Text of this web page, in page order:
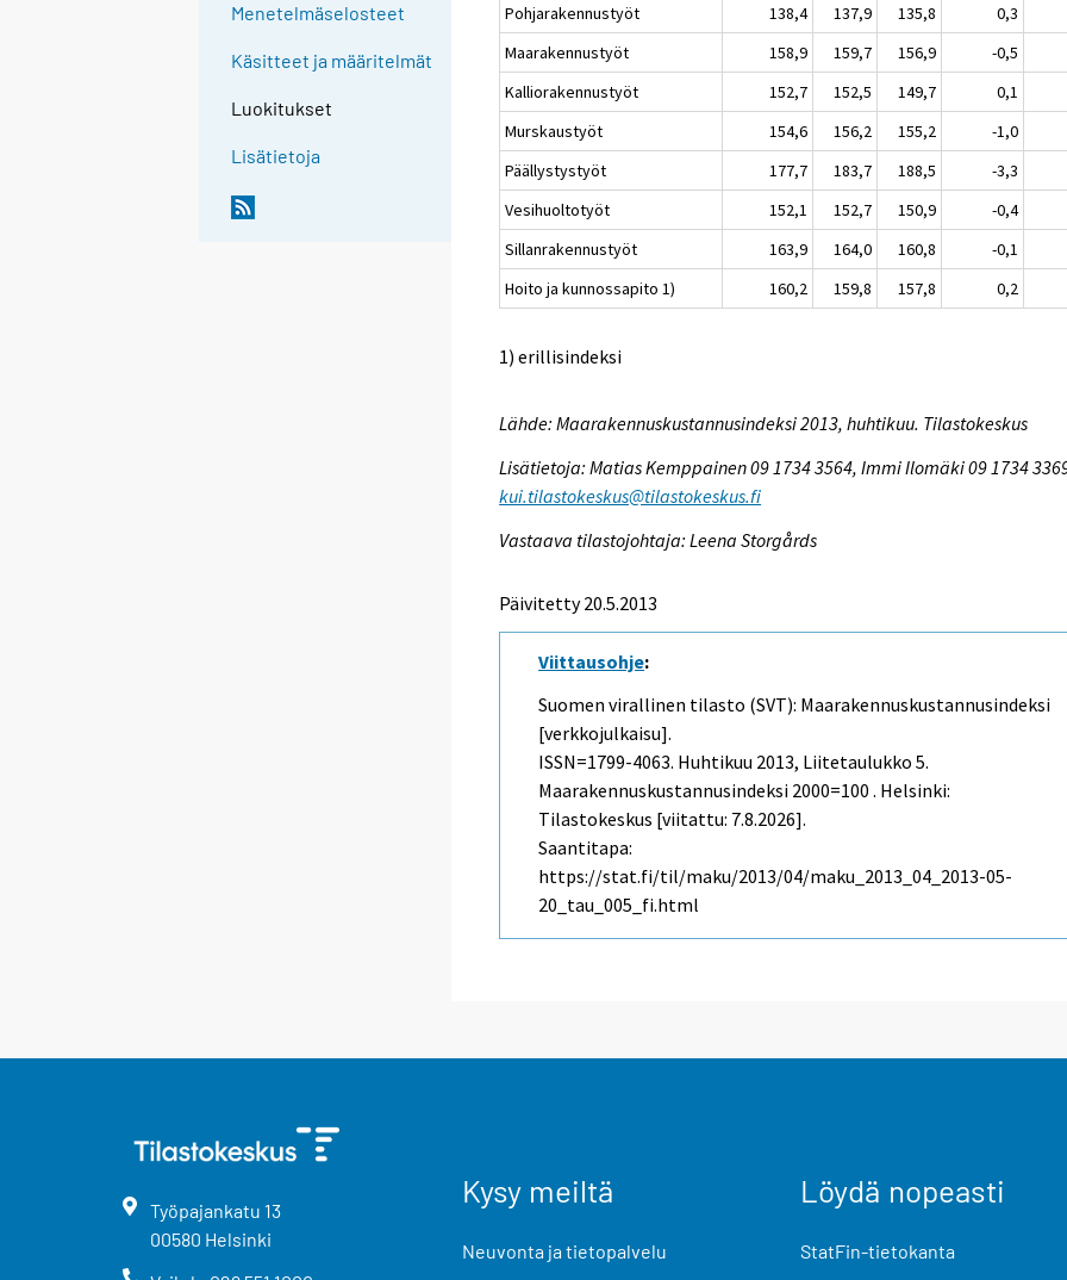
Menetelmäselosteet
Käsitteet ja määritelmät
Luokitukset
Lisätietoja
Pohjarakennustyöt
138,4 137,9 135,8 0,3
Maarakennustyöt
158,9 159,7 156,9 -0,5
Kalliorakennustyöt
152,7 152,5 149,7 0,1
Murskaustyöt
154,6 156,2 155,2 -1,0
Päällystystyöt
177,7 183,7 188,5 -3,3
Vesihuoltotyöt
152,1 152,7 150,9 -0,4
Sillanrakennustyöt
163,9 164,0 160,8 -0,1
Hoito ja kunnossapito 1)
160,2 159,8 157,8 0,2
1) erillisindeksi
Lähde: Maarakennuskustannusindeksi 2013, huhtikuu. Tilastokeskus
Lisätietoja: Matias Kemppainen 09 1734 3564, Immi Ilomäki 09 1734
kui.tilastokeskus@tilastokeskus.fi
Vastaava tilastojohtaja: Leena Storgårds
Päivitetty 20.5.2013
Viittausohje:
Suomen virallinen tilasto (SVT): Maarakennuskustannusindeksi
[verkkojulkaisu].
ISSN=1799-4063. Huhtikuu 2013, Liitetaulukko 5.
Maarakennuskustannusindeksi 2000=100 . Helsinki:
Tilastokeskus [viitattu: 7.8.2026].
Saantitapa:
https://stat.fi/til/maku/2013/04/maku_2013_04_2013-05-
20_tau_005_fi.html
Työpajankatu 13
00580 Helsinki
Kysy meiltä
Neuvonta ja tietopalvelu
Löydä nopeasti
StatFin-tietokanta